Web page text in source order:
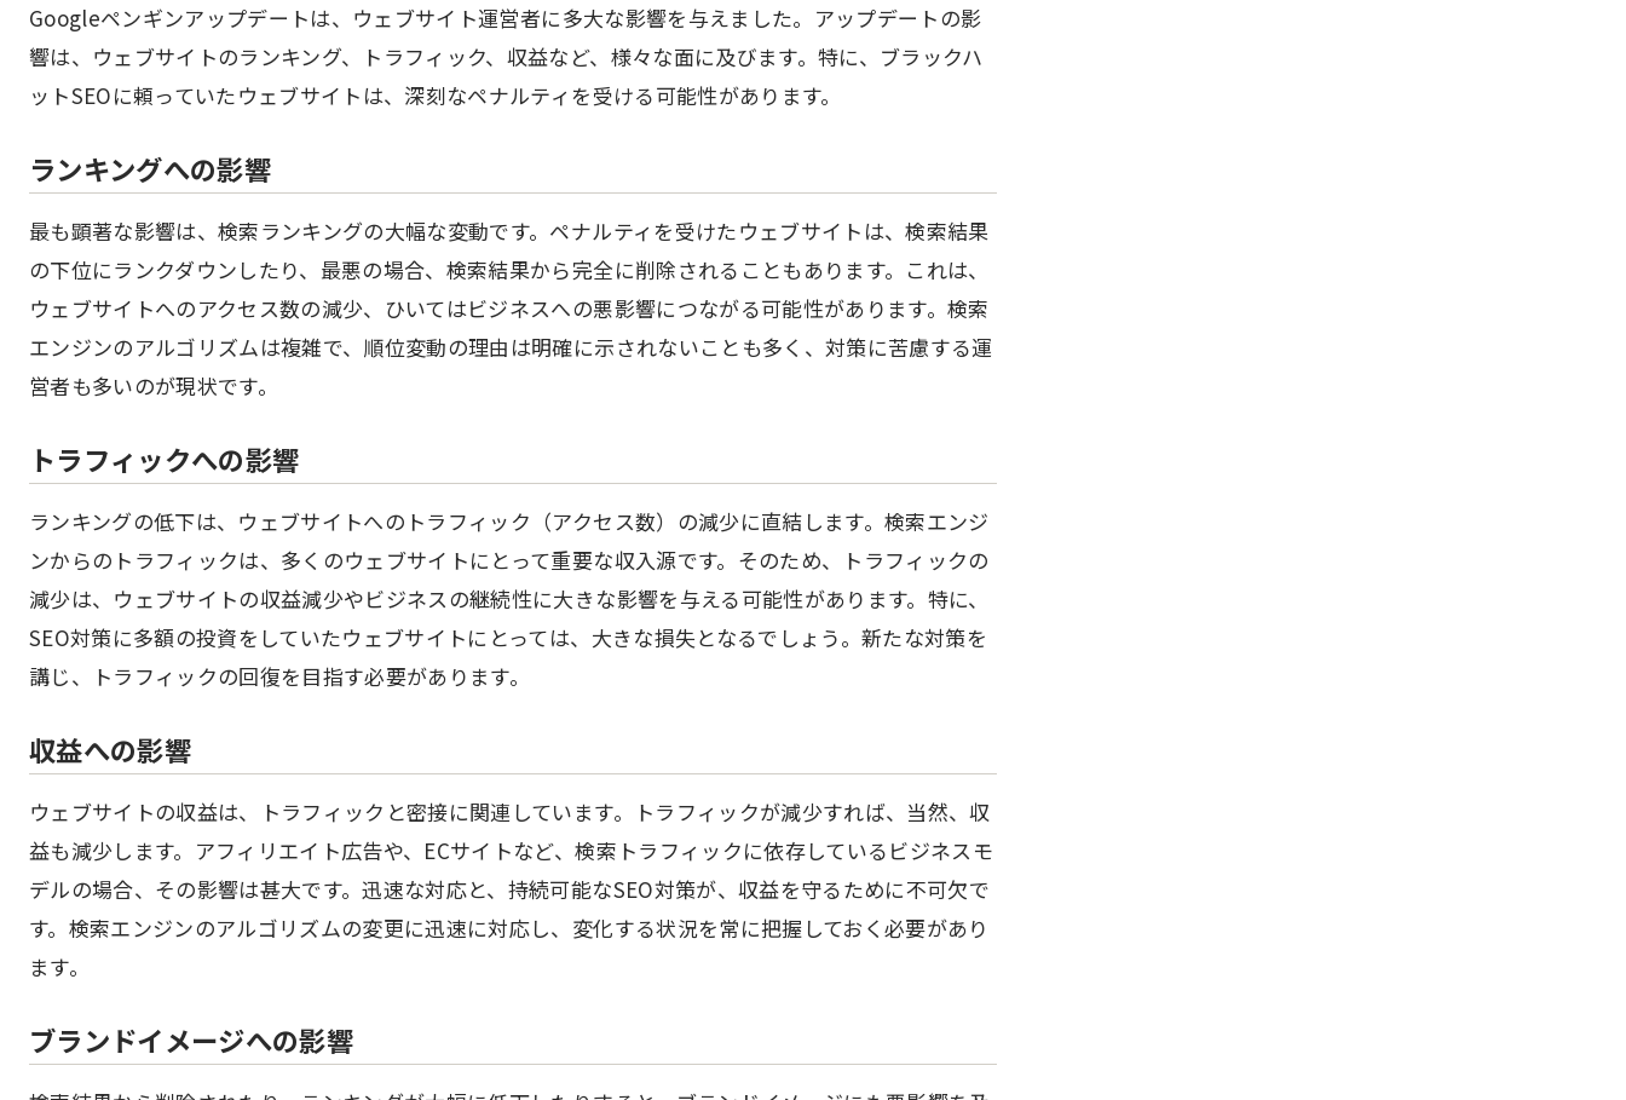
Googleペンギンアップデートは、ウェブサイト運営者に多大な影響を与えました。アップデートの影
響は、ウェブサイトのランキング、トラフィック、収益など、様々な面に及びます。特に、ブラックハ
ットSEOに頼っていたウェブサイトは、深刻なペナルティを受ける可能性があります。
ランキングへの影響
最も顕著な影響は、検索ランキングの大幅な変動です。ペナルティを受けたウェブサイトは、検索結果
の下位にランクダウンしたり、最悪の場合、検索結果から完全に削除されることもあります。これは、
ウェブサイトへのアクセス数の減少、ひいてはビジネスへの悪影響につながる可能性があります。検索
エンジンのアルゴリズムは複雑で、順位変動の理由は明確に示されないことも多く、対策に苦慮する運
営者も多いのが現状です。
トラフィックへの影響
ランキングの低下は、ウェブサイトへのトラフィック（アクセス数）の減少に直結します。検索エンジ
ンからのトラフィックは、多くのウェブサイトにとって重要な収入源です。そのため、トラフィックの
減少は、ウェブサイトの収益減少やビジネスの継続性に大きな影響を与える可能性があります。特に、
SEO対策に多額の投資をしていたウェブサイトにとっては、大きな損失となるでしょう。新たな対策を
講じ、トラフィックの回復を目指す必要があります。
収益への影響
ウェブサイトの収益は、トラフィックと密接に関連しています。トラフィックが減少すれば、当然、収
益も減少します。アフィリエイト広告や、ECサイトなど、検索トラフィックに依存しているビジネスモ
デルの場合、その影響は甚大です。迅速な対応と、持続可能なSEO対策が、収益を守るために不可欠で
す。検索エンジンのアルゴリズムの変更に迅速に対応し、変化する状況を常に把握しておく必要があり
ます。
ブランドイメージへの影響